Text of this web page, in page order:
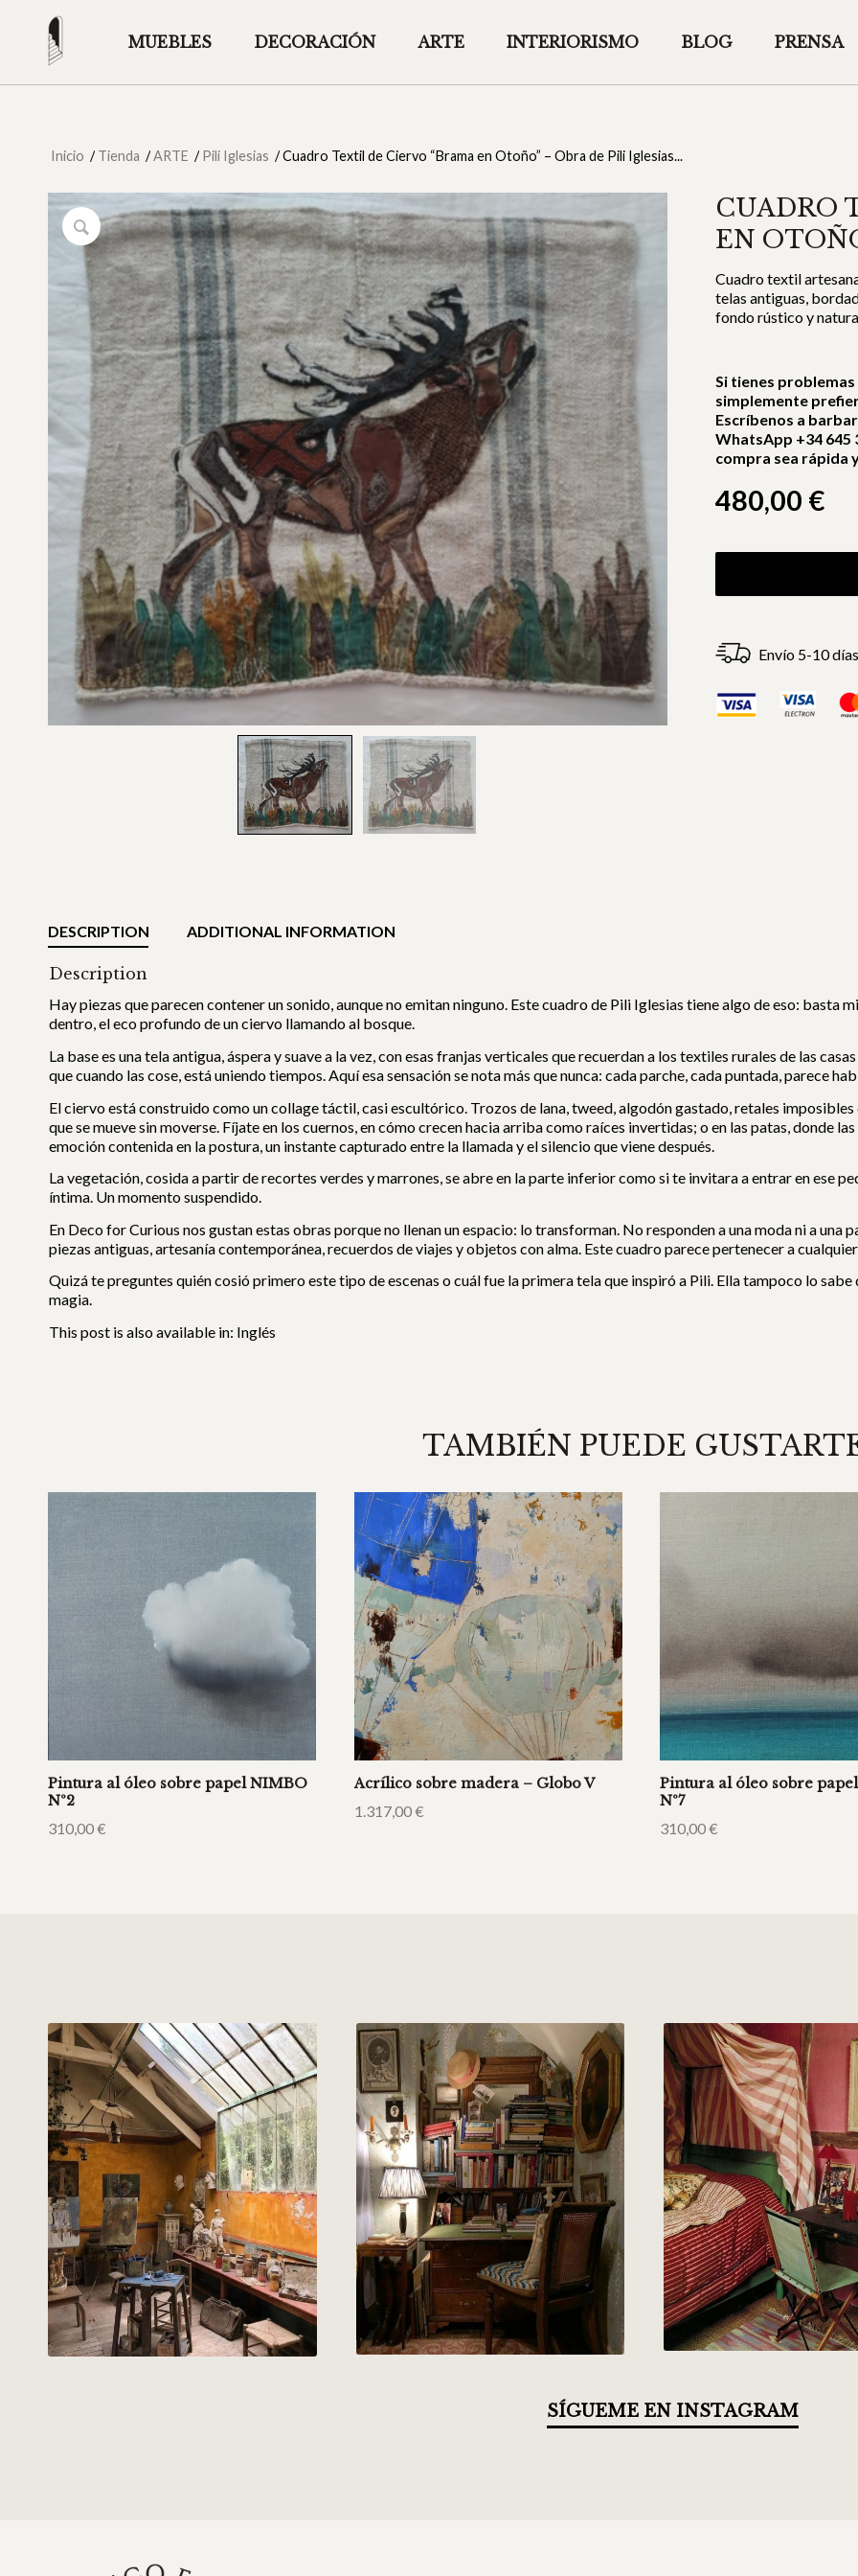
MUEBLES DECORACIÓN ARTE INTERIORISMO BLOG PRENSA
Inicio / Tienda /ARTE / Pili Iglesias /Cuadro Textil de Ciervo “Brama en Otoño” – Obra de Pili Iglesias...
CUADRO
EN
Cuadro textil
telas antiguas,
fondo rústico y
Si tienes
simplemente
Escríbenos a
WhatsApp +34 645
compra sea rápida
480,00 €
Envío 5-10 días
DESCRIPTION ADDITIONAL INFORMATION
Description
Hay piezas que parecen contener un sonido, aunque no emitan ninguno. Este cuadro de Pili Iglesias tiene algo de eso: basta
dentro, el eco profundo de un ciervo llamando al bosque.
La base es una tela antigua, áspera y suave a la vez, con esas franjas verticales que recuerdan a los textiles rurales de las
que cuando las cose, está uniendo tiempos. Aquí esa sensación se nota más que nunca: cada parche, cada puntada, parece
El ciervo está construido como un collage táctil, casi escultórico. Trozos de lana, tweed, algodón gastado, retales
que se mueve sin moverse. Fíjate en los cuernos, en cómo crecen hacia arriba como raíces invertidas; o en las patas, donde
emoción contenida en la postura, un instante capturado entre la llamada y el silencio que viene después.
La vegetación, cosida a partir de recortes verdes y marrones, se abre en la parte inferior como si te invitara a entrar en ese
íntima. Un momento suspendido.
En Deco for Curious nos gustan estas obras porque no llenan un espacio: lo transforman. No responden a una moda ni a una
piezas antiguas, artesanía contemporánea, recuerdos de viajes y objetos con alma. Este cuadro parece pertenecer a
Quizá te preguntes quién cosió primero este tipo de escenas o cuál fue la primera tela que inspiró a Pili. Ella tampoco lo sabe
magia.
This post is also available in: Inglés
TAMBIÉN PUEDE
Pintura al óleo sobre papel NIMBO
Nº2
310,00€
Acrílico sobre madera – Globo V
1.317,00€
Pintura al óleo sobre
Nº7
310,00€
SÍGUEME EN INSTAGRAM